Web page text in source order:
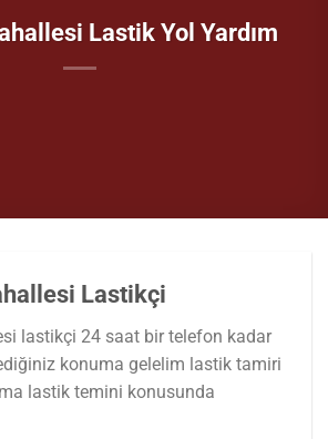
Lastik Yol Yardım
Lastikçi
lastikçi 24 saat bir telefon kadar
konuma gelelim lastik tamiri
lastik temini konusunda